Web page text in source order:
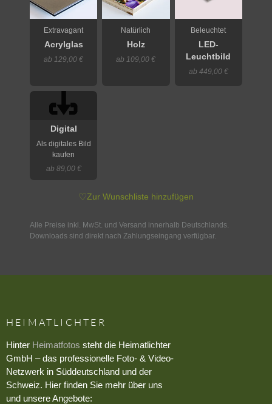
Extravagant
Acrylglas
ab 129,00 €
Natürlich
Holz
ab 109,00 €
Beleuchtet
LED-
Leuchtbild
ab 449,00 €
Digital
Als digitales Bild
kaufen
ab 89,00 €
♡Zur Wunschliste hinzufügen
Alle Preise inkl. MwSt. und Versand innerhalb Deutschlands.
Downloads sind direkt nach Zahlungseingang verfügbar.
HEIMATLICHTER
Hinter Heimatfotos steht die Heimatlichter
GmbH – das professionelle Foto- & Video-
Netzwerk in Süddeutschland und der
Schweiz. Hier finden Sie mehr über uns
und unsere Angebote: